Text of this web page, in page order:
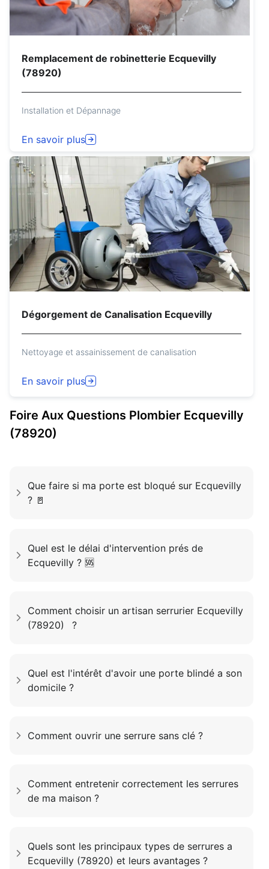
Remplacement de robinetterie Ecquevilly
(78920)
Installation et Dépannage
En savoir plus
Dégorgement de Canalisation Ecquevilly
Nettoyage et assainissement de canalisation
En savoir plus
Foire Aux Questions Plombier Ecquevilly
(78920)
Que faire si ma porte est bloqué sur Ecquevilly
? 🚪
Quel est le délai d'intervention prés de
Ecquevilly ? 🆘
Comment choisir un artisan serrurier Ecquevilly
(78920) ?
Quel est l'intérêt d'avoir une porte blindé a son
domicile ?
Comment ouvrir une serrure sans clé ?
Comment entretenir correctement les serrures
de ma maison ?
Quels sont les principaux types de serrures a
Ecquevilly (78920) et leurs avantages ?